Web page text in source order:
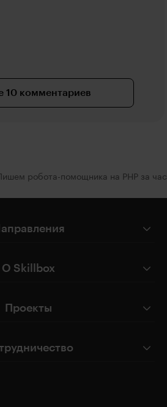
10 комментариев
Пишем робота-помощника на PHP за час
О Skillbox
Проекты